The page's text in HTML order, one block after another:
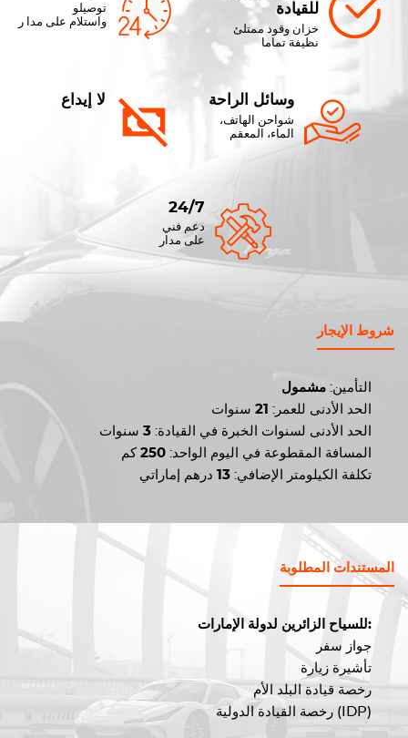
توصيلو
واستلام على مدا ر
للقيادة
خزان وقود ممتلئ
نظيفة تماما
لا إيداع وسائل الراحة
شواحن الهاتف،
الماء، المعقم
24/7
دعم فني
على مدار
شروط الإيجار
التأمين: مشمول
الحد الأدنى للعمر: 21 سنوات
الحد الأدنى لسنوات الخبرة في القيادة: 3 سنوات
المسافة المقطوعة في اليوم الواحد: 250 كم
تكلفة الكيلومتر الإضافي: 13 درهم إماراتي
المستندات المطلوبة
للسياح الزائرين لدولة الإمارات:
جواز سفر
تأشيرة زيارة
رخصة قيادة البلد الأم
رخصة القيادة الدولية (IDP)